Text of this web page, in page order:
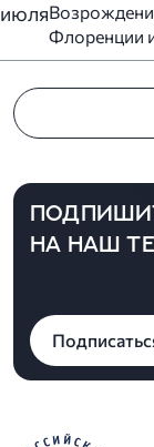
июля
Флоренции
отеля
НА НАШ